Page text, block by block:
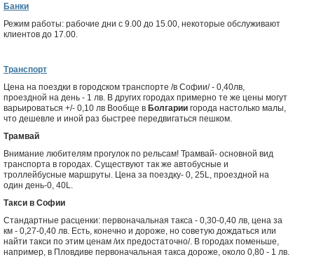
Банки
Режим работы: рабочие дни с 9.00 до 15.00, некоторые обслуживают
клиентов до 17.00.
Транспорт
Цена на поездки в городском транспорте /в Софии/ - 0,40лв,
проездной на день - 1 лв. В других городах примерно те же цены могут
варьироваться +/- 0,10 лв Вообще в Болгарии города настолько малы,
что дешевле и иной раз быстрее передвигаться пешком.
Трамвай
Внимание любителям прогулок по рельсам! Трамвай- основной вид
транспорта в городах. Существуют так же автобусные и
троллейбусные маршруты. Цена за поездку- 0, 25L, проездной на
один день-0, 40L.
Такси в Софии
Стандартные расценки: первоначальная такса - 0,30-0,40 лв, цена за
км - 0,27-0,40 лв. Есть, конечно и дороже, но советую дождаться или
найти такси по этим ценам /их предостаточно/. В городах поменьше,
например, в Пловдиве первоначальная такса дороже, около 0,80 - 1 лв.